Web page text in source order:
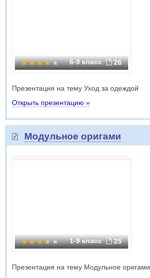
6-9 класс 26
Презентация на тему Уход за одеждой
Открыть презентацию »
Модульное оригами
1-9 класс 25
Презентация на тему Модульное оригами